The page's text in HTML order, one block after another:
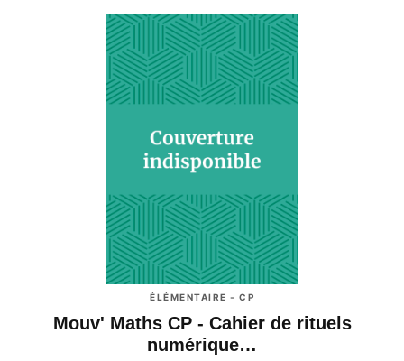
ÉLÉMENTAIRE - CP
Mouv' Maths CP - Cahier de rituels
numérique…